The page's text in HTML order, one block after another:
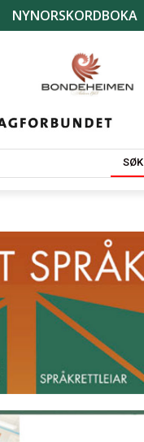
NYNORSKORDBOKA
SØK